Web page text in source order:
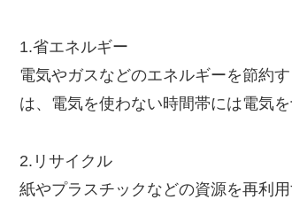
1.省エネルギー
電気やガスなどのエネルギーを節約
は、電気を使わない時間帯には電気
2.リサイクル
紙やプラスチックなどの資源を再利